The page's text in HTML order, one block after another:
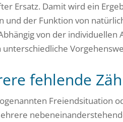
Ersatz. Damit wird ein
und der Funktion von
von der individuellen
fehlende
Freiendsituation